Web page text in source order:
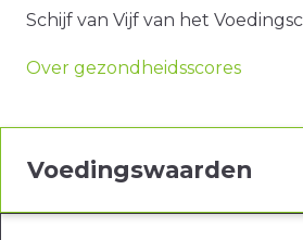
Schijf van Vijf van het
Over gezondheidsscores
Voedingswaarden